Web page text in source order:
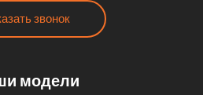
звонок
модели